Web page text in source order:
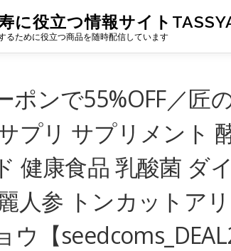
に役立つ情報サイト
るために役立つ商品を随時配信しています
ポンで55%OFF／匠
プリ サプリメント
健康食品 乳酸菌 ダ
人参 トンカットア
ウ【